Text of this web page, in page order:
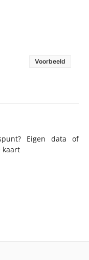
Voorbeeld
Eigen data of
kaart